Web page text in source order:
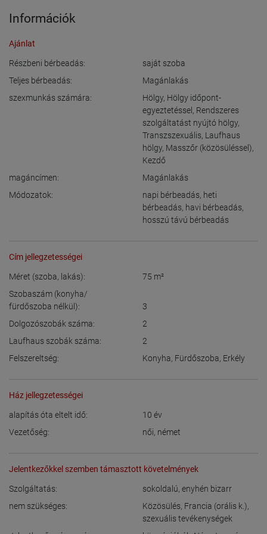
Információk
Ajánlat
Részbeni bérbeadás:
saját szoba
Teljes bérbeadás:
Magánlakás
szexmunkás számára:
Hölgy, Hölgy időpont-
egyeztetéssel , Rendszeres
szolgáltatást nyújtó hölgy,
Transzszexuális, Laufhaus
hölgy, Masszőr (közösüléssel),
Kezdő
magáncímen:
Magánlakás
Módozatok:
napi bérbeadás, heti
bérbeadás, havi bérbeadás,
hosszú távú bérbeadás
Cím jellegzetességei
Méret (szoba, lakás): 75 m²
Szobaszám (konyha/
fürdőszoba nélkül):
3
Dolgozószobák száma:
2
Laufhaus szobák száma:
2
Felszereltség:
Konyha, Fürdőszoba, Erkély
Ház jellegzetességei
alapítás óta eltelt idő: 10 év
Vezetőség:
női, német
Jelentkezőkkel szemben támasztott követelmények
Szolgáltatás: sokoldalú, enyhén bizarr
nem szükséges:
Közösülés, Francia (orális k.),
szexuális tevékenységek